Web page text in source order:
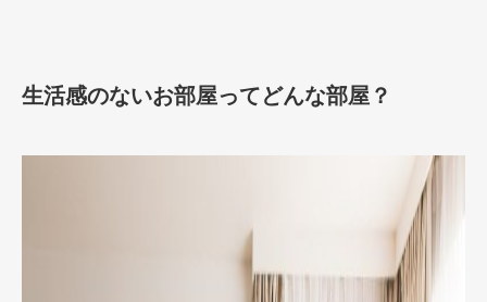
生活感のないお部屋ってどんな部屋？